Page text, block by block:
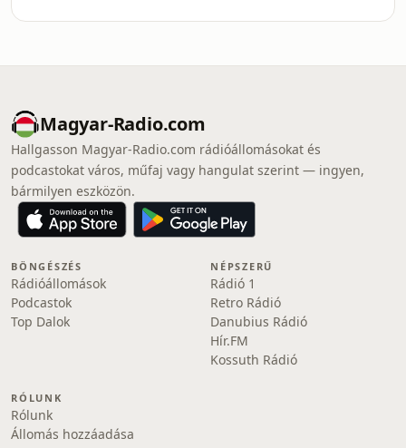
Magyar-Radio.com
Hallgasson Magyar-Radio.com rádióállomásokat és
podcastokat város, műfaj vagy hangulat szerint — ingyen,
bármilyen eszközön.
BÖNGÉSZÉS
Rádióállomások
Podcastok
Top Dalok
NÉPSZERŰ
Rádió 1
Retro Rádió
Danubius Rádió
Hír.FM
Kossuth Rádió
RÓLUNK
Rólunk
Állomás hozzáadása